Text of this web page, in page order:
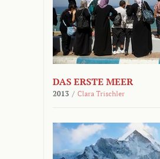
DAS ERSTE MEER
2013 / Clara Trischler